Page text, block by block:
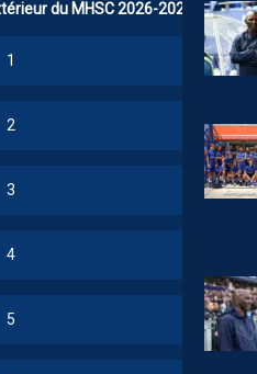
du MHSC 2026-2027 ?
1
2
3
4
5